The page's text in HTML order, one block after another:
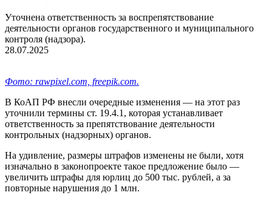
Уточнена ответственность за воспрепятствование
деятельности органов государственного и муниципального
контроля (надзора).
28.07.2025
Фото: rawpixel.com, freepik.com.
В КоАП РФ внесли очередные изменения — на этот раз
уточнили термины ст. 19.4.1, которая устанавливает
ответственность за препятствование деятельности
контрольных (надзорных) органов.
На удивление, размеры штрафов изменены не были, хотя
изначально в законопроекте такое предложение было —
увеличить штрафы для юрлиц до 500 тыс. рублей, а за
повторные нарушения до 1 млн.